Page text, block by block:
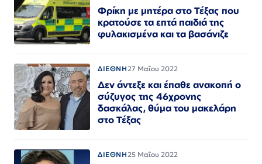
Φρίκη με μητέρα στο Τέξας που
κρατούσε τα επτά παιδιά της
φυλακισμένα και τα βασάνιζε
ΔΙΕΘΝΗ27 Μαΐου 2022
Δεν άντεξε και έπαθε ανακοπή ο
σύζυγος της 46χρονης
δασκάλας, θύμα του μακελάρη
στο Τέξας
ΔΙΕΘΝΗ25 Μαΐου 2022